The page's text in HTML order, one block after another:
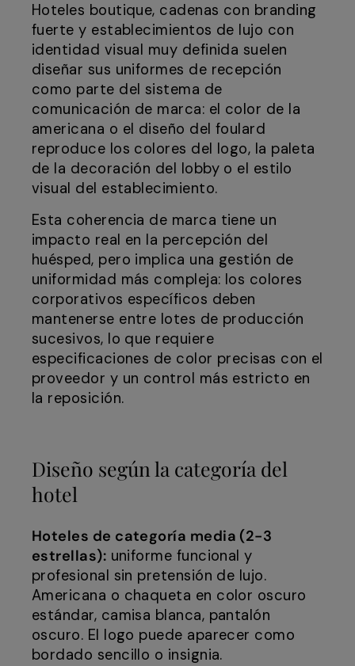
Hoteles boutique, cadenas con branding
fuerte y establecimientos de lujo con
identidad visual muy definida suelen
diseñar sus uniformes de recepción
como parte del sistema de
comunicación de marca: el color de la
americana o el diseño del foulard
reproduce los colores del logo, la paleta
de la decoración del lobby o el estilo
visual del establecimiento.
Esta coherencia de marca tiene un
impacto real en la percepción del
huésped, pero implica una gestión de
uniformidad más compleja: los colores
corporativos específicos deben
mantenerse entre lotes de producción
sucesivos, lo que requiere
especificaciones de color precisas con el
proveedor y un control más estricto en
la reposición.
Diseño según la categoría del
hotel
Hoteles de categoría media (2-3
estrellas): uniforme funcional y
profesional sin pretensión de lujo.
Americana o chaqueta en color oscuro
estándar, camisa blanca, pantalón
oscuro. El logo puede aparecer como
bordado sencillo o insignia.